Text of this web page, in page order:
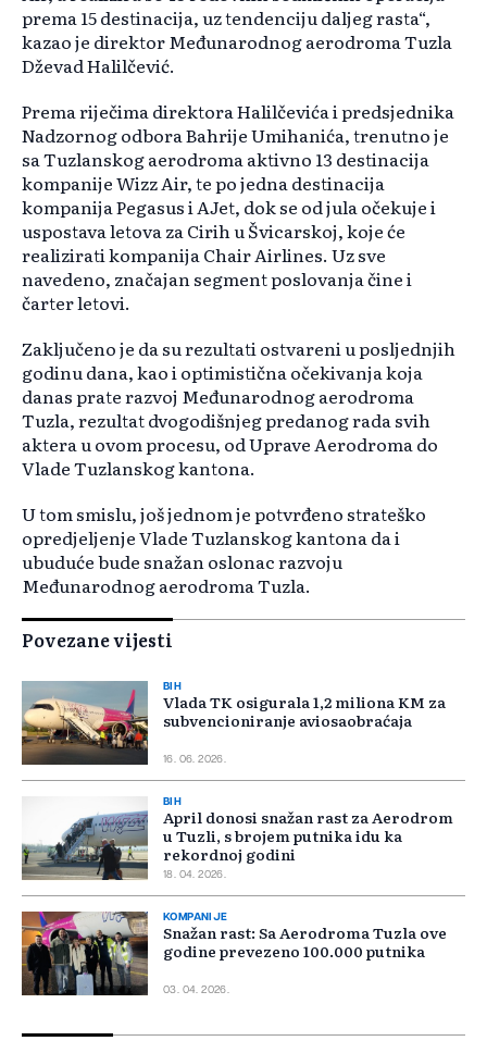
prema 15 destinacija, uz tendenciju daljeg rasta“,
kazao je direktor Međunarodnog aerodroma Tuzla
Dževad Halilčević.
Prema riječima direktora Halilčevića i predsjednika
Nadzornog odbora Bahrije Umihanića, trenutno je
sa Tuzlanskog aerodroma aktivno 13 destinacija
kompanije Wizz Air, te po jedna destinacija
kompanija Pegasus i AJet, dok se od jula očekuje i
uspostava letova za Cirih u Švicarskoj, koje će
realizirati kompanija Chair Airlines. Uz sve
navedeno, značajan segment poslovanja čine i
čarter letovi.
Zaključeno je da su rezultati ostvareni u posljednjih
godinu dana, kao i optimistična očekivanja koja
danas prate razvoj Međunarodnog aerodroma
Tuzla, rezultat dvogodišnjeg predanog rada svih
aktera u ovom procesu, od Uprave Aerodroma do
Vlade Tuzlanskog kantona.
U tom smislu, još jednom je potvrđeno strateško
opredjeljenje Vlade Tuzlanskog kantona da i
ubuduće bude snažan oslonac razvoju
Međunarodnog aerodroma Tuzla.
Povezane vijesti
BIH
Vlada TK osigurala 1,2 miliona KM za
subvencioniranje aviosaobraćaja
16. 06. 2026.
BIH
April donosi snažan rast za Aerodrom
u Tuzli, s brojem putnika idu ka
rekordnoj godini
18. 04. 2026.
KOMPANIJE
Snažan rast: Sa Aerodroma Tuzla ove
godine prevezeno 100.000 putnika
03. 04. 2026.